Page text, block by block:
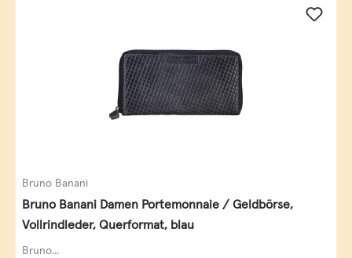
Bruno Banani
Bruno Banani Damen Portemonnaie / Geldbörse,
Vollrindleder, Querformat, blau
Bruno...